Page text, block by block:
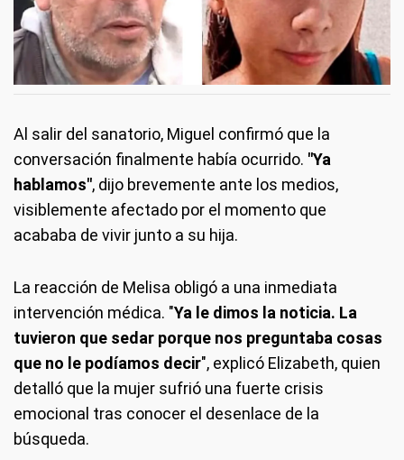
Al salir del sanatorio, Miguel confirmó que la
conversación finalmente había ocurrido. "Ya
hablamos", dijo brevemente ante los medios,
visiblemente afectado por el momento que
acababa de vivir junto a su hija.
La reacción de Melisa obligó a una inmediata
intervención médica. "Ya le dimos la noticia. La
tuvieron que sedar porque nos preguntaba cosas
que no le podíamos decir", explicó Elizabeth, quien
detalló que la mujer sufrió una fuerte crisis
emocional tras conocer el desenlace de la
búsqueda.